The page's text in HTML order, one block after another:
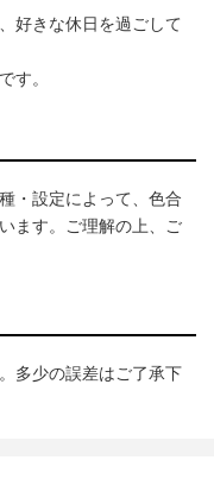
好きな休日を過ごして
す。
・設定によって、色合
ます。ご理解の上、ご
多少の誤差はご了承下